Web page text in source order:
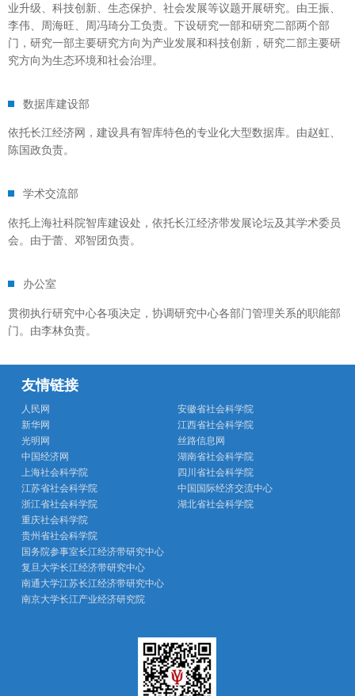
业升级、科技创新、生态保护、社会发展等议题开展研究。由王振、
李伟、周海旺、周冯琦分工负责。下设研究一部和研究二部两个部
门，研究一部主要研究方向为产业发展和科技创新，研究二部主要研
究方向为生态环境和社会治理。
数据库建设部
依托长江经济网，建设具有智库特色的专业化大型数据库。由赵虹、
陈国政负责。
学术交流部
依托上海社科院智库建设处，依托长江经济带发展论坛及其学术委员
会。由于蕾、邓智团负责。
办公室
贯彻执行研究中心各项决定，协调研究中心各部门管理关系的职能部
门。由李林负责。
友情链接
人民网
新华网
光明网
中国经济网
上海社会科学院
江苏省社会科学院
浙江省社会科学院
安徽省社会科学院
江西省社会科学院
丝路信息网
湖南省社会科学院
四川省社会科学院
中国国际经济交流中心
湖北省社会科学院
重庆社会科学院
贵州省社会科学院
国务院参事室长江经济带研究中心
复旦大学长江经济带研究中心
南通大学江苏长江经济带研究中心
南京大学长江产业经济研究院